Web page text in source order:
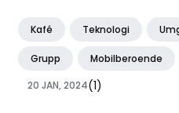
Kafé Teknologi
Grupp Mobilberoende
20 JAN, 2024(1)